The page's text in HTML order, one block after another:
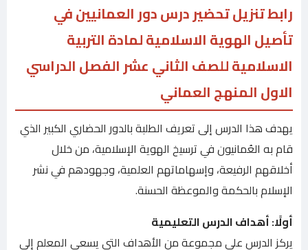
رابط تنزيل تحضير درس دور العمانيين في
تأصيل الهوية الاسلامية لمادة التربية
الاسلامية للصف الثاني عشر الفصل الدراسي
الاول المنهج العماني
يهدف هذا الدرس إلى تعريف الطلبة بالدور الحضاري الكبير الذي
قام به العُمانيون في ترسيخ الهوية الإسلامية، من خلال
أخلاقهم الرفيعة، وإسهاماتهم العلمية، وجهودهم في نشر
الإسلام بالحكمة والموعظة الحسنة.
أولًا: أهداف الدرس التعليمية
يركز الدرس على مجموعة من الأهداف التي يسعى المعلم إلى